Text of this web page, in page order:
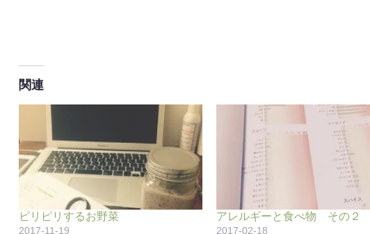
関連
ピリピリするお野菜
2017-11-19
アレルギーと食べ物 その２
2017-02-18